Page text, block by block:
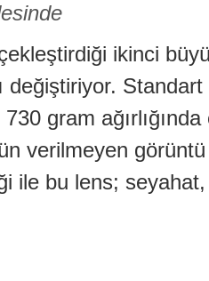
ikinci
gram
verilmeyen
ile bu lens;